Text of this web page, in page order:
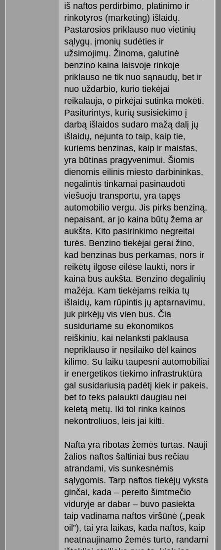
iš naftos perdirbimo, platinimo ir
rinkotyros (marketing) išlaidų.
Pastarosios priklauso nuo vietinių
sąlygų, įmonių sudėties ir
užsimojimų. Žinoma, galutinė
benzino kaina laisvoje rinkoje
priklauso ne tik nuo sąnaudų, bet ir
nuo uždarbio, kurio tiekėjai
reikalauja, o pirkėjai sutinka mokėti.
Pasiturintys, kurių susisiekimo į
darbą išlaidos sudaro mažą dalį jų
išlaidų, nejunta to taip, kaip tie,
kuriems benzinas, kaip ir maistas,
yra būtinas pragyvenimui. Šiomis
dienomis eilinis miesto darbininkas,
negalintis tinkamai pasinaudoti
viešuoju transportu, yra tapęs
automobilio vergu. Jis pirks benziną,
nepaisant, ar jo kaina būtų žema ar
aukšta. Kito pasirinkimo negreitai
turės. Benzino tiekėjai gerai žino,
kad benzinas bus perkamas, nors ir
reikėtų ilgose eilėse laukti, nors ir
kaina bus aukšta. Benzino degalinių
mažėja. Kam tiekėjams reikia tų
išlaidų, kam rūpintis jų aptarnavimu,
juk pirkėjų vis vien bus. Čia
susiduriame su ekonomikos
reiškiniu, kai nelanksti paklausa
nepriklauso ir nesilaiko dėl kainos
kilimo. Su laiku taupesni automobiliai
ir energetikos tiekimo infrastruktūra
gal susidariusią padėtį kiek ir pakeis,
bet to teks palaukti daugiau nei
keletą metų. Iki tol rinka kainos
nekontroliuos, leis jai kilti.
Nafta yra ribotas žemės turtas. Nauji
žalios naftos šaltiniai bus rečiau
atrandami, vis sunkesnėmis
sąlygomis. Tarp naftos tiekėjų vyksta
ginčai, kada – pereito šimtmečio
viduryje ar dabar – buvo pasiekta
taip vadinama naftos viršūnė („peak
oil”), tai yra laikas, kada naftos, kaip
neatnaujinamo žemės turto, randami